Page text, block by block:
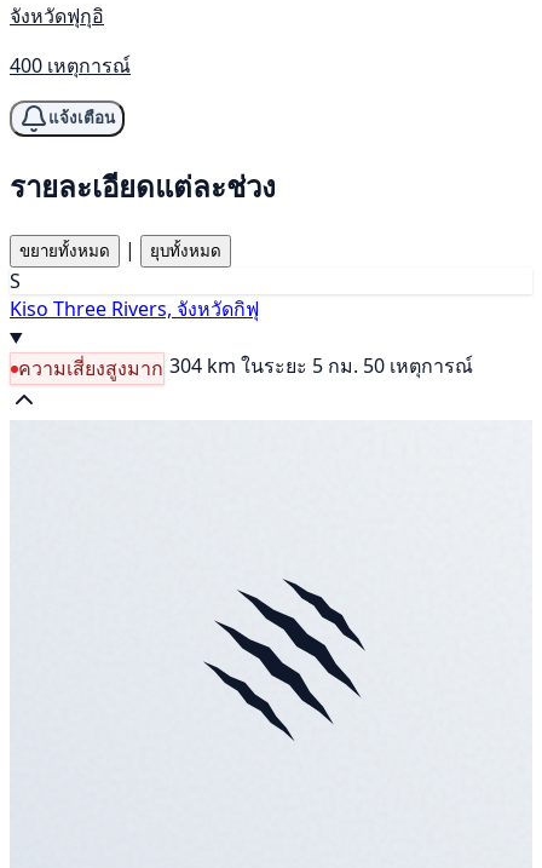
จังหวัดฟุกุอิ
400 เหตุการณ์
แจ้งเตือน
รายละเอียดแต่ละช่วง
ขยายทั้งหมด | ยุบทั้งหมด
S
Kiso Three Rivers, จังหวัดกิฟุ
ความเสี่ยงสูงมาก 304 km ในระยะ 5 กม. 50 เหตุการณ์